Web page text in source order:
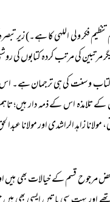
تنظیم فکر ولی اللہی کا ہے۔) زیر
مرتبین کی مرتب کردہ کتابوں کی
کتاب و سنت کی ہی ترجمان ہے۔
کے تلامذہ اس کے ذمہ دار ہیں؛
زاہد الراشدی اور مولانا
مرجوح قسم کے خیالات بھی ہیں